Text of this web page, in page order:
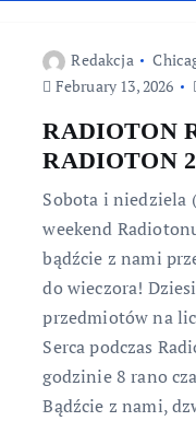
Redakcja
February 13, 2026
RADIOTON
RADIOTON
Sobota i niedziela
weekend
bądźcie z nami
do wieczora!
przedmiotów na
Serca podczas
godzinie 8 rano
Bądźcie z nami,